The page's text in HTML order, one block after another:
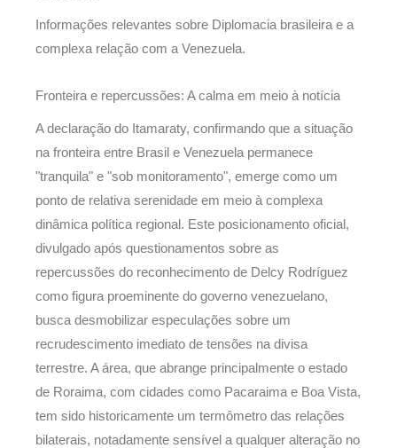
Informações relevantes sobre Diplomacia brasileira e a
complexa relação com a Venezuela.
Fronteira e repercussões: A calma em meio à notícia
A declaração do Itamaraty, confirmando que a situação
na fronteira entre Brasil e Venezuela permanece
"tranquila" e "sob monitoramento", emerge como um
ponto de relativa serenidade em meio à complexa
dinâmica política regional. Este posicionamento oficial,
divulgado após questionamentos sobre as
repercussões do reconhecimento de Delcy Rodríguez
como figura proeminente do governo venezuelano,
busca desmobilizar especulações sobre um
recrudescimento imediato de tensões na divisa
terrestre. A área, que abrange principalmente o estado
de Roraima, com cidades como Pacaraima e Boa Vista,
tem sido historicamente um termômetro das relações
bilaterais, notadamente sensível a qualquer alteração no